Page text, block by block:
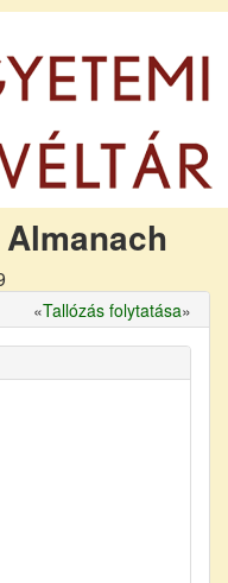
«Tallózás folytatása»